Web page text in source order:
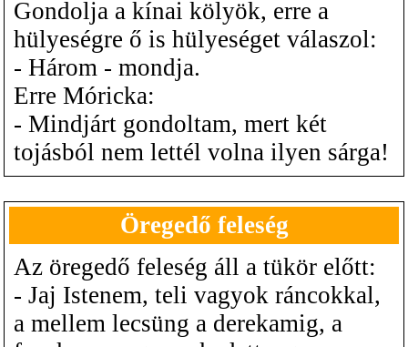
Gondolja a kínai kölyök, erre a
hülyeségre ő is hülyeséget válaszol:
- Három - mondja.
Erre Móricka:
- Mindjárt gondoltam, mert két
tojásból nem lettél volna ilyen sárga!
Öregedő feleség
Az öregedő feleség áll a tükör előtt:
- Jaj Istenem, teli vagyok ráncokkal,
a mellem lecsüng a derekamig, a